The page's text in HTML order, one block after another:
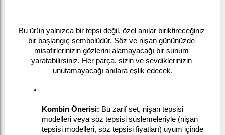
Bu ürün yalnızca bir tepsi değil, özel anılar biriktireceğiniz
bir başlangıç sembolüdür. Söz ve nişan gününüzde
misafirlerinizin gözlerini alamayacağı bir sunum
yaratabilirsiniz. Her parça, sizin ve sevdiklerinizin
unutamayacağı anılara eşlik edecek.
Kombin Önerisi: Bu zarif set, nişan tepsisi
modelleri veya söz tepsisi süslemeleriyle (nişan
tepsisi modelleri, söz tepsisi fiyatları) uyum içinde